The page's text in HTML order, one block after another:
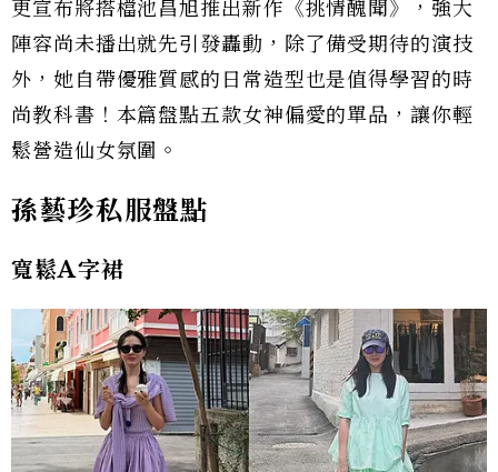
更宣布將搭檔池昌旭推出新作《挑情醜聞》，強大
陣容尚未播出就先引發轟動，除了備受期待的演技
外，她自帶優雅質感的日常造型也是值得學習的時
尚教科書！本篇盤點五款女神偏愛的單品，讓你輕
鬆營造仙女氛圍。
孫藝珍私服盤點
寬鬆A字裙